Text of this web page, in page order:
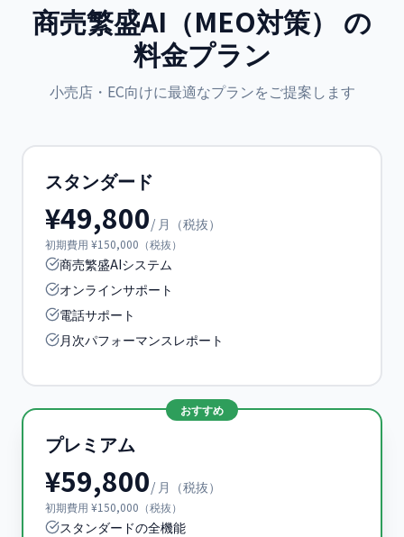
商売繁盛AI（MEO対策） の
料金プラン
小売店・EC向けに最適なプランをご提案します
スタンダード
¥49,800/ 月（税抜）
初期費用 ¥150,000（税抜）
商売繁盛AIシステム
オンラインサポート
電話サポート
月次パフォーマンスレポート
おすすめ
プレミアム
¥59,800/ 月（税抜）
初期費用 ¥150,000（税抜）
スタンダードの全機能